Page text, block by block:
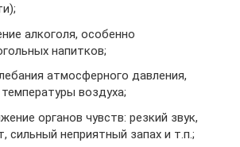
алкоголя, особенно
напитков;
атмосферного давления,
воздуха;
органов чувств: резкий звук,
сильный неприятный запах и т.п.;